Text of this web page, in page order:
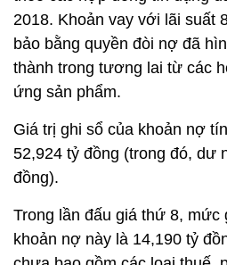
2018. Khoản vay với lãi suất
bảo bằng quyền đòi nợ đã
thành trong tương lai từ các
ứng sản phẩm.
Giá trị ghi sổ của khoản nợ
52,924 tỷ đồng (trong đó, dư
đồng).
Trong lần đấu giá thứ 8, mức
khoản nợ này là 14,190 tỷ